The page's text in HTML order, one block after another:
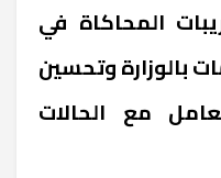
المحاكاة في
بالوزارة وتحسين
مع الحالات